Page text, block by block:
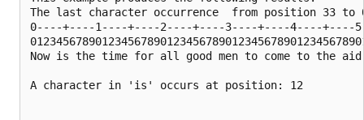
The last character occurrence  from position 33 to
0----+----1----+----2----+----3----+----4----+----
Now is the time for all good men to come to the
A character in 'is' occurs at position: 12